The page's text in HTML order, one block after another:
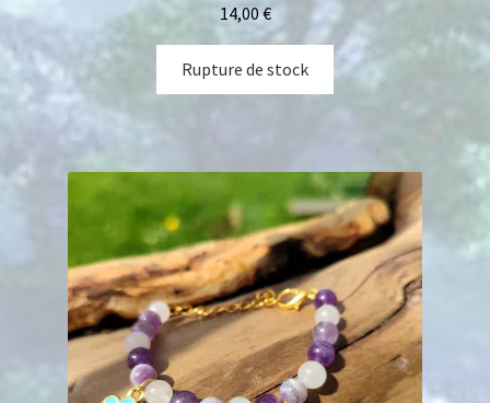
14,00€
Rupture de stock